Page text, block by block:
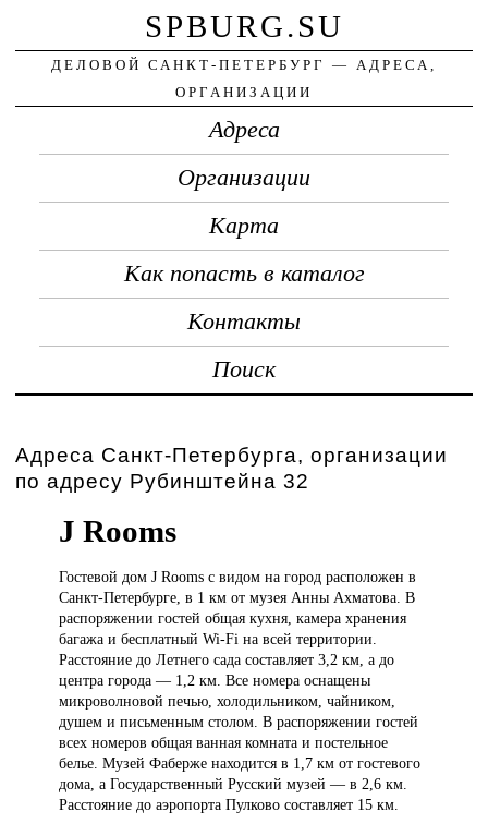
SPBURG.SU
ДЕЛОВОЙ САНКТ-ПЕТЕРБУРГ — АДРЕСА,
ОРГАНИЗАЦИИ
Адреса
Организации
Карта
Как попасть в каталог
Контакты
Поиск
Адреса Санкт-Петербурга, организации
по адресу Рубинштейна 32
J Rooms
Гостевой домJ Rooms с видом на город расположен в
Санкт-Петербурге, в 1 км от музея Анны Ахматова. В
распоряжении гостей общая кухня, камера хранения
багажа и бесплатный Wi-Fi на всей территории.
Расстояние до Летнего сада составляет 3,2 км, а до
центра города — 1,2 км. Все номера оснащены
микроволновой печью, холодильником, чайником,
душем и письменным столом. В распоряжении гостей
всех номеров общая ванная комната и постельное
белье. Музей Фаберже находится в 1,7 км от гостевого
дома, а Государственный Русский музей — в 2,6 км.
Расстояние до аэропорта Пулково составляет 15 км.